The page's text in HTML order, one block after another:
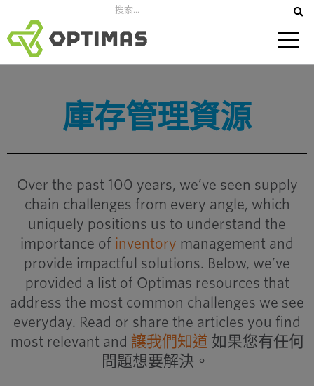
到
內
容
庫存管理資源
Over the past 100 years, we’ve seen supply
chain challenges from every angle, which
uniquely positions us to understand the
importance of inventory management and
provide impactful solutions. Below, we’ve
provided a list of Optimas resources that
address the most common challenges we see
everyday. Read or share the articles you find
most relevant and 讓我們知道 如果您有任何
問題想要解決。